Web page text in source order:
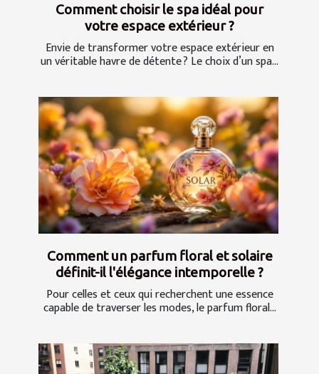
Comment choisir le spa idéal pour
votre espace extérieur ?
Envie de transformer votre espace extérieur en
un véritable havre de détente ? Le choix d’un spa...
Comment un parfum floral et solaire
définit-il l'élégance intemporelle ?
Pour celles et ceux qui recherchent une essence
capable de traverser les modes, le parfum floral...